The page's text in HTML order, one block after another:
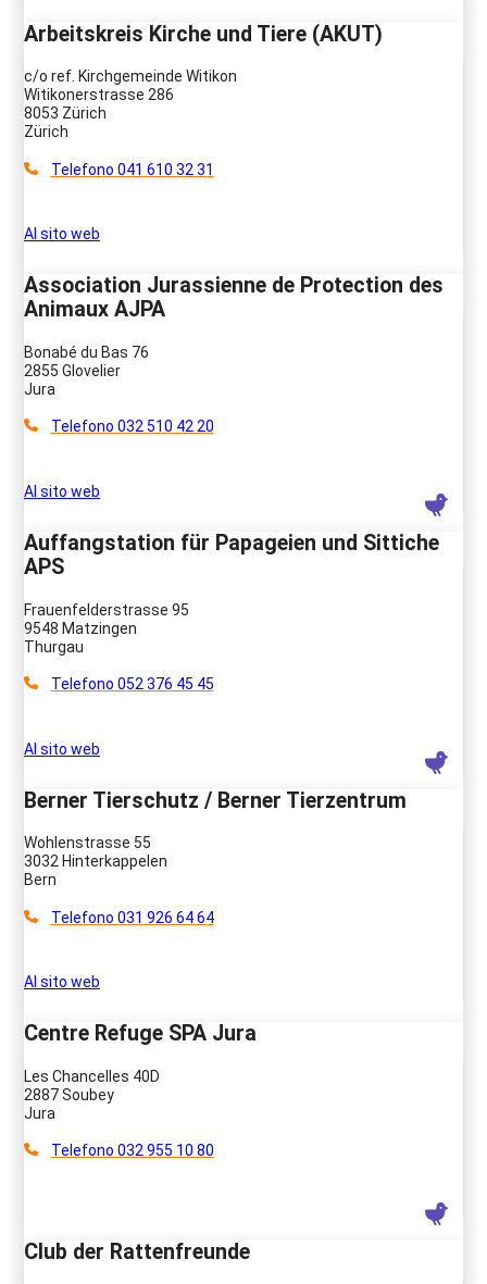
Arbeitskreis Kirche und Tiere (AKUT)
c/o ref. Kirchgemeinde Witikon
Witikonerstrasse 286
8053 Zürich
Zürich
Telefono 041 610 32 31
Al sito web
Association Jurassienne de Protection des
Animaux AJPA
Bonabé du Bas 76
2855 Glovelier
Jura
Telefono 032 510 42 20
Al sito web
Auffangstation für Papageien und Sittiche
APS
Frauenfelderstrasse 95
9548 Matzingen
Thurgau
Telefono 052 376 45 45
Al sito web
Berner Tierschutz / Berner Tierzentrum
Wohlenstrasse 55
3032 Hinterkappelen
Bern
Telefono 031 926 64 64
Al sito web
Centre Refuge SPA Jura
Les Chancelles 40D
2887 Soubey
Jura
Telefono 032 955 10 80
Club der Rattenfreunde